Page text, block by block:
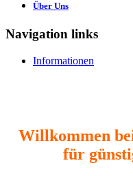
Über Uns
Navigation links
Informationen
Willkommen
für